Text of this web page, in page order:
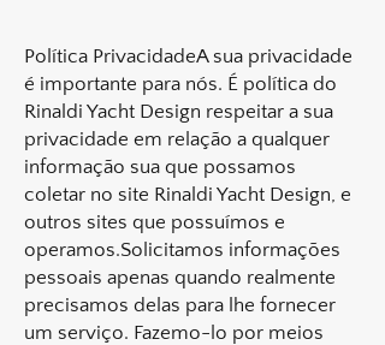
Política PrivacidadeA sua privacidade
é importante para nós. É política do
Rinaldi Yacht Design respeitar a sua
privacidade em relação a qualquer
informação sua que possamos
coletar no site Rinaldi Yacht Design, e
outros sites que possuímos e
operamos.Solicitamos informações
pessoais apenas quando realmente
precisamos delas para lhe fornecer
um serviço. Fazemo-lo por meios